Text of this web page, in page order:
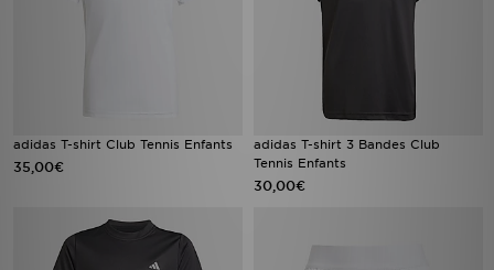
adidas T-shirt Club Tennis Enfants
35,00€
adidas T-shirt 3 Bandes Club
Tennis Enfants
30,00€